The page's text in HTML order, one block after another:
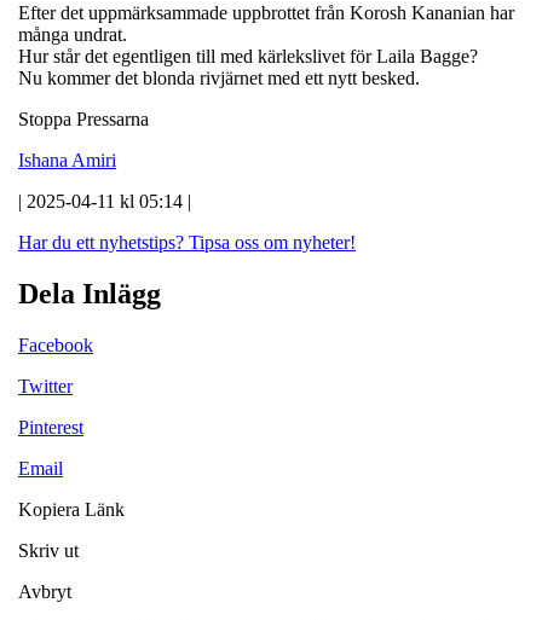
Efter det uppmärksammade uppbrottet från Korosh Kananian har
många undrat.
Hur står det egentligen till med kärlekslivet för Laila Bagge?
Nu kommer det blonda rivjärnet med ett nytt besked.
Stoppa Pressarna
Ishana Amiri
| 2025-04-11 kl 05:14 |
Har du ett nyhetstips? Tipsa oss om nyheter!
Dela Inlägg
Facebook
Twitter
Pinterest
Email
Kopiera Länk
Skriv ut
Avbryt